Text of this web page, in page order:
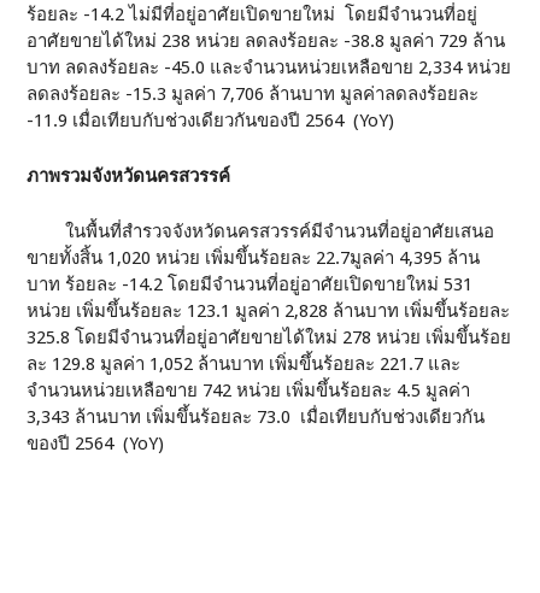
ร้อยละ -14.2 ไม่มีที่อยู่อาศัยเปิดขายใหม่ โดยมีจำนวนที่อยู่
อาศัยขายได้ใหม่ 238 หน่วย ลดลงร้อยละ -38.8 มูลค่า 729 ล้าน
บาท ลดลงร้อยละ -45.0 และจำนวนหน่วยเหลือขาย 2,334 หน่วย
ลดลงร้อยละ -15.3 มูลค่า 7,706 ล้านบาท มูลค่าลดลงร้อยละ
-11.9 เมื่อเทียบกับช่วงเดียวกันของปี 2564 (YoY)
ภาพรวมจังหวัดนครสวรรค์
ในพื้นที่สำรวจจังหวัดนครสวรรค์มีจำนวนที่อยู่อาศัยเสนอ
ขายทั้งสิ้น 1,020 หน่วย เพิ่มขึ้นร้อยละ 22.7มูลค่า 4,395 ล้าน
บาท ร้อยละ -14.2 โดยมีจำนวนที่อยู่อาศัยเปิดขายใหม่ 531
หน่วย เพิ่มขึ้นร้อยละ 123.1 มูลค่า 2,828 ล้านบาท เพิ่มขึ้นร้อยละ
325.8 โดยมีจำนวนที่อยู่อาศัยขายได้ใหม่ 278 หน่วย เพิ่มขึ้นร้อย
ละ 129.8 มูลค่า 1,052 ล้านบาท เพิ่มขึ้นร้อยละ 221.7 และ
จำนวนหน่วยเหลือขาย 742 หน่วย เพิ่มขึ้นร้อยละ 4.5 มูลค่า
3,343 ล้านบาท เพิ่มขึ้นร้อยละ 73.0 เมื่อเทียบกับช่วงเดียวกัน
ของปี 2564 (YoY)